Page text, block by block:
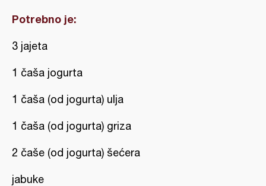
Potrebno je:
3 jajeta
1 čaša jogurta
1 čaša (od jogurta) ulja
1 čaša (od jogurta) griza
2 čaše (od jogurta) šećera
jabuke